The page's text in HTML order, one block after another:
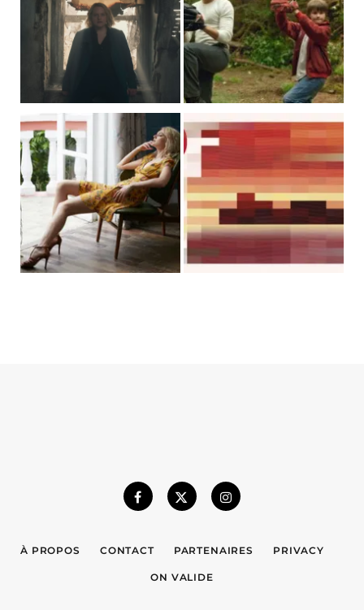
À PROPOS CONTACT PARTENAIRES PRIVACY
ON VALIDE